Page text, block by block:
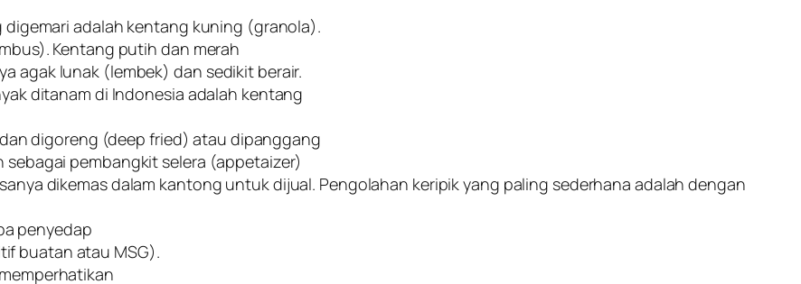
adalah kentang kuning (granola).
Kentang putih dan merah
agak lunak (lembek) dan sedikit berair.
ditanam di Indonesia adalah kentang
digoreng (deep fried) atau dipanggang
sebagai pembangkit selera (appetaizer)
dikemas dalam kantong untuk dijual. Pengolahan keripik yang paling sederhana adalah dengan
penyedap
buatan atau MSG).